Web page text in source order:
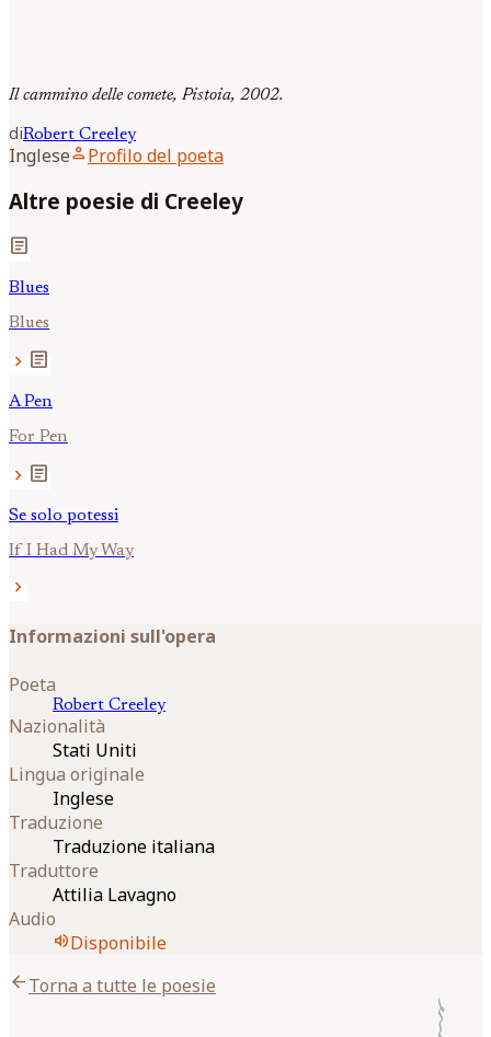
Il cammino delle comete, Pistoia, 2002.
diRobert Creeley
Ingleseperson Profilo del poeta
Altre poesie di Creeley
article
Blues
Blues
chevron_right article
A Pen
For Pen
chevron_right article
Se solo potessi
If I Had My Way
chevron_right
Informazioni sull'opera
Poeta
Robert Creeley
Nazionalità
Stati Uniti
Lingua originale
Inglese
Traduzione
Traduzione italiana
Traduttore
Attilia Lavagno
Audio
volume_upDisponibile
arrow_backTorna a tutte le poesie